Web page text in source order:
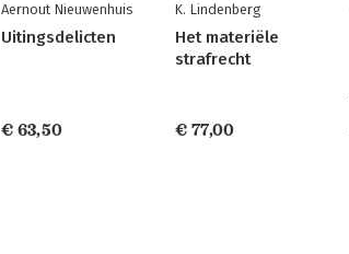
Aernout Nieuwenhuis
Uitingsdelicten
€ 63,50
K. Lindenberg
Het materiële
strafrecht
€ 77,00